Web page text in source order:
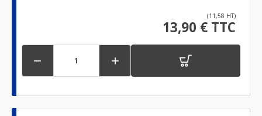
(11,58 HT)
13,90 € TTC
 